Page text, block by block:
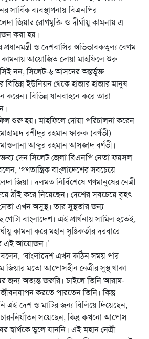
সার্বিক ব্যবস্থাপনায় বিএনপির
জিয়ার রোগমুক্তি ও দীর্ঘায়ু কামনায় এ
করা হয়।
প্রধানমন্ত্রী ও দেশবাসির অভিভাবকতুল্য বেগম
কামনায় আয়োজিত দোয়া মাহফিলে শুরু
নন, সিলেট-৬ আসনের অন্তর্ভূক্ত
বিভিন্ন ইউনিয়ন থেকে হাজার হাজার মানুষ
করেন। বিভিন্ন যানবাহনে করে তারা
শুরু হয়। মাহফিলে দোয়া পরিচালনা করেন
রশীদুর রহমান ফারুক (বর্ণভী)
আব্দুর রহমান আসজাদ বর্ণভী।
দেন সিলেট জেলা বিএনপি নেতা ফয়সল
‘গণতান্ত্রিক বাংলাদেশের সবচেয়ে
জিয়া। দলমত নির্বিশেষে গণমানুষের নেত্রী
ঠাঁই করে নিয়েছেন। দেশের সবচেয়ে বৃহৎ
এখন অসুস্থ। তার সুস্থতার জন্য
গোটা বাংলাদেশ। এই প্রার্থনায় সামিল হতেই,
কামনা করে মহান সৃষ্টিকর্তার দরবারে
এই আয়োজন।’
‘বাংলাদেশ এখন কঠিন সময় পার
মতো আপোসহীন নেত্রীর সুস্থ থাকা
জন্য অত্যন্ত জরুরি। চাইলে তিনি আরাম-
করতে পারতেন তিনি। কিন্তু
এই দেশ ও মাটির জন্য বিলিয়ে দিয়েছেন,
নির্যাতন সয়েছেন, কিন্তু কখনো আপোস
স্বার্থকে ভুলে যাননি। এই মহান নেত্রী